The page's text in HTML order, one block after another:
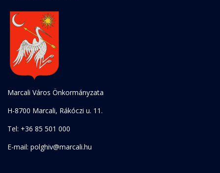
Marcali Város Önkormányzata
H-8700 Marcali, Rákóczi u. 11.
Tel: +36 85 501 000
E-mail: polghiv@marcali.hu